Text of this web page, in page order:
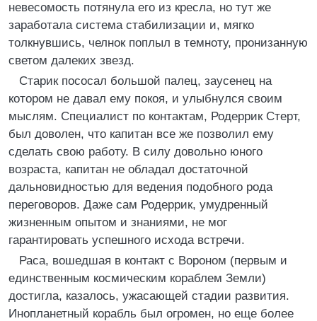
невесомость потянула его из кресла, но тут же
заработала система стабилизации и, мягко
толкнувшись, челнок поплыл в темноту, пронизанную
светом далеких звезд.
Старик пососал большой палец, заусенец на
котором не давал ему покоя, и улыбнулся своим
мыслям. Специалист по контактам, Родеррик Стерт,
был доволен, что капитан все же позволил ему
сделать свою работу. В силу довольно юного
возраста, капитан не обладал достаточной
дальновидностью для ведения подобного рода
переговоров. Даже сам Родеррик, умудренный
жизненным опытом и знаниями, не мог
гарантировать успешного исхода встречи.
Раса, вошедшая в контакт с Вороном (первым и
единственным космическим кораблем Земли)
достигла, казалось, ужасающей стадии развития.
Инопланетный корабль был огромен, но еще более